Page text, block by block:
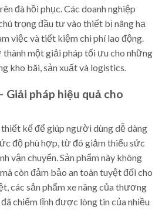
đà hồi phục. Các doanh nghiệp
trọng đầu tư vào thiết bị nâng hạ
việc và tiết kiệm chi phí lao động.
thành một giải pháp tối ưu cho những
kho bãi, sản xuất và logistics.
Giải pháp hiệu quả cho
kế để giúp người dùng dễ dàng
độ phù hợp, từ đó giảm thiểu sức
vận chuyển. Sản phẩm này không
còn đảm bảo an toàn tuyệt đối cho
các sản phẩm xe nâng của thương
đã chiếm lĩnh được lòng tin của nhiều